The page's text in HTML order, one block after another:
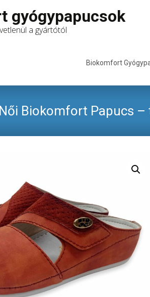
gyógypapucsok
a gyártótól
Biokomfort
Biokomfort Papucs